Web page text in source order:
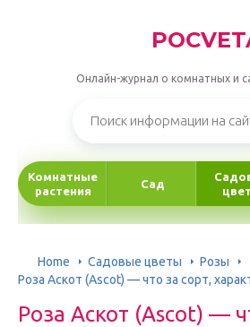
Онлайн-журнал о комнатных и
Комнатные
растения
Сад
Home Садовые цветы
Розы
Роза Аскот (Ascot) — что за сорт,
Роза Аскот (Ascot) —